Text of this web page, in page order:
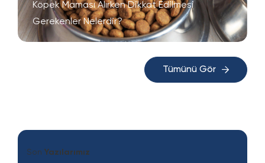
Köpek Maması Alırken Dikkat Edilmesi
Gerekenler Nelerdir?
Tümünü Gör
Son Yazılarımız